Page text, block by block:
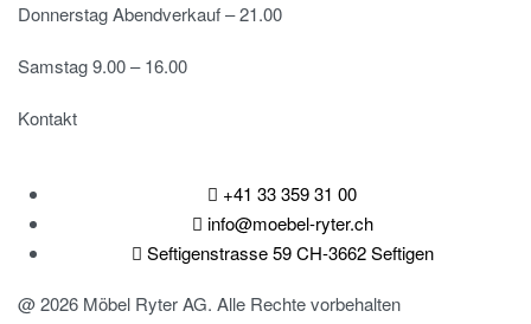
Donnerstag Abendverkauf – 21.00
Samstag 9.00 – 16.00
Kontakt
+41 33 359 31 00
info@moebel-ryter.ch
Seftigenstrasse 59 CH-3662 Seftigen
@ 2026 Möbel Ryter AG. Alle Rechte vorbehalten